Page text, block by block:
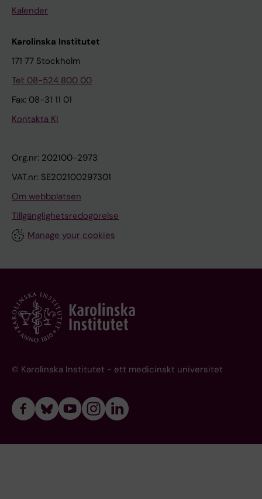
Kalender
Karolinska Institutet
171 77 Stockholm
Tel: 08-524 800 00
Fax: 08-31 11 01
Kontakta KI
Org.nr: 202100-2973
VAT.nr: SE202100297301
Om webbplatsen
Tillgänglighetsredogörelse
Manage your cookies
© Karolinska Institutet - ett medicinskt universitet